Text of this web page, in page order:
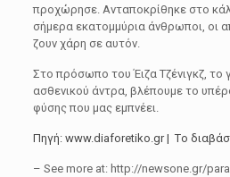
προχώρησε. Ανταποκρίθηκε στο
σήμερα εκατομμύρια άνθρωποι, οι
ζουν χάρη σε αυτόν.
Στο πρόσωπο του Έιζα Τζένιγκζ,
ασθενικού άντρα, βλέπουμε το
φύσης που μας εμπνέει.
Πηγή: www.diaforetiko.gr|Tο
– See more at: http://newsone.gr/